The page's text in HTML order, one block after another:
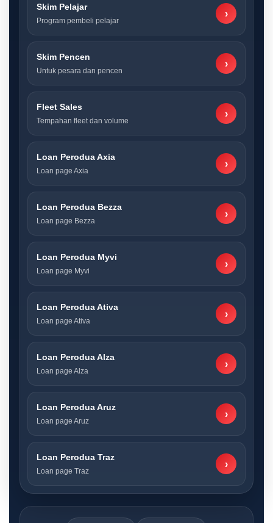
Skim Pelajar
Program pembeli pelajar
›
Skim Pencen
Untuk pesara dan pencen
›
Fleet Sales
Tempahan fleet dan volume
›
Loan Perodua Axia
Loan page Axia
›
Loan Perodua Bezza
Loan page Bezza
›
Loan Perodua Myvi
Loan page Myvi
›
Loan Perodua Ativa
Loan page Ativa
›
Loan Perodua Alza
Loan page Alza
›
Loan Perodua Aruz
Loan page Aruz
›
Loan Perodua Traz
Loan page Traz
›